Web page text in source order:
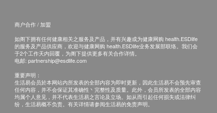
理），深圳爱尔眼科医院/深圳滨海爱尔眼科医院
保留收取额外费用的权利。
终解释权及修改条款的权利，最新条款以官方网站
公布为准。
# 温馨提示：检查前请保持正常作息，如有特殊病史
商户合作 / 加盟
如阁下拥有任何健康相关之服务及产品，并有兴趣成为健康网购 health.ESDlife
的服务及产品供应商，欢迎与健康网购 health.ESDlife业务发展部联络。我们会
于2个工作天内回覆，为阁下提供更多有关合作详情。
电邮: partnership@esdlife.com
重要声明：
生活易会员於本网站内所发表的全部内容为即时更新，因此生活易不会预先审查
任何内容，并不会保证其准确性丶完整性及质量。此外，会员所发表的全部内容
均属个人意见，并不代表生活易之言论及立场。如从而引起任何损失或法律纠
纷，生活易概不负责。有关详情请参阅生活易的免责声明。